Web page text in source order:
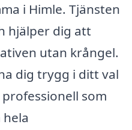
i Himle. Tjänsten
hjälper dig att
utan krångel.
dig trygg i ditt val
som